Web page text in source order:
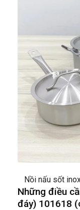
Nồi nấu sốt
Những điều
đáy) 101618